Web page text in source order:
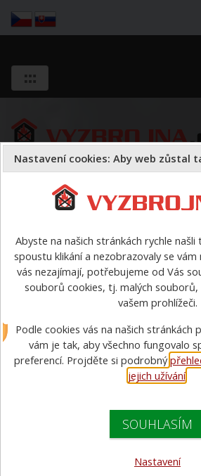
a majetek druhých.
Číst dále...
Opava - NOVÁ
Abyste na našich stránkách rychle
spoustu klikání a nezobrazovaly se
vás nezajímají, potřebujeme od Vás
souborů cookies, tj. malých souborů,
vašem prohlížeči.
Podle cookies vás na našich stránkách
vám je tak, aby všechno fungovalo
preferencí. Projděte si podrobný
jejich užívání.
SOUHLASÍM
Nastavení